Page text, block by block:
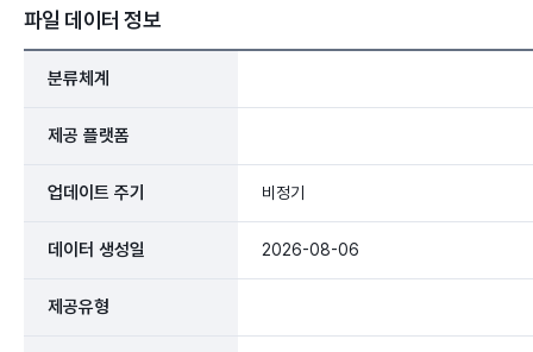
파일 데이터 정보
분류체계
제공 플랫폼
업데이트 주기 비정기
데이터 생성일 2026-08-06
제공유형